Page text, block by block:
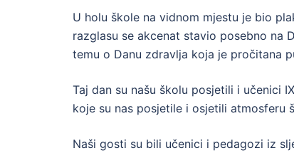
U holu škole na vidnom mjestu je bio
razglasu se akcenat stavio posebno na
temu o Danu zdravlja koja je pročitana
Taj dan su našu školu posjetili i učenici
koje su nas posjetile i osjetili atmosferu
Naši gosti su bili učenici i pedagozi iz